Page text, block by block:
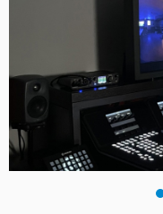
Finland
Germany